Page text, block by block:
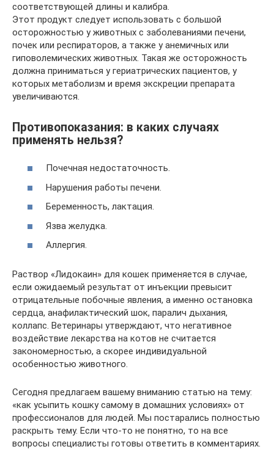
соответствующей длины и калибра.
Этот продукт следует использовать с большой
осторожностью у животных с заболеваниями печени,
почек или респираторов, а также у анемичных или
гиповолемических животных. Такая же осторожность
должна приниматься у гериатрических пациентов, у
которых метаболизм и время экскреции препарата
увеличиваются.
Противопоказания: в каких случаях
применять нельзя?
Почечная недостаточность.
Нарушения работы печени.
Беременность, лактация.
Язва желудка.
Аллергия.
Раствор «Лидокаин» для кошек применяется в случае,
если ожидаемый результат от инъекции превысит
отрицательные побочные явления, а именно остановка
сердца, анафилактический шок, паралич дыхания,
коллапс. Ветеринары утверждают, что негативное
воздействие лекарства на котов не считается
закономерностью, а скорее индивидуальной
особенностью животного.
Сегодня предлагаем вашему вниманию статью на тему:
«как усыпить кошку самому в домашних условиях» от
профессионалов для людей. Мы постарались полностью
раскрыть тему. Если что-то не понятно, то на все
вопросы специалисты готовы ответить в комментариях.